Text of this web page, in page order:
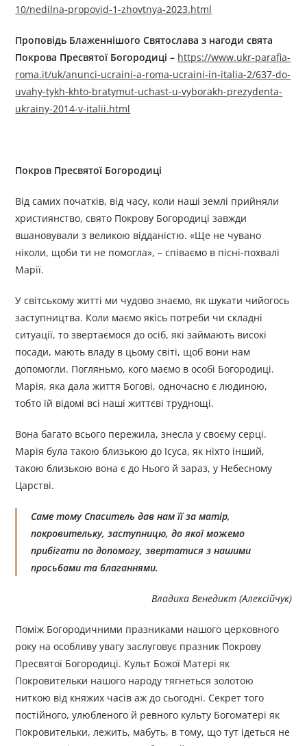
10/nedilna-propovid-1-zhovtnya-2023.html
Проповідь Блаженнішого Святослава з нагоди свята
Покрова Пресвятої Богородиці – https://www.ukr-parafia-
roma.it/uk/anunci-ucraini-a-roma-ucraini-in-italia-2/637-do-
uvahy-tykh-khto-bratymut-uchast-u-vyborakh-prezydenta-
ukrainy-2014-v-italii.html
Покров Пресвятої Богородиці
Від самих початків, від часу, коли наші землі прийняли
християнство, свято Покрову Богородиці завжди
вшановували з великою відданістю. «Ще не чувано
ніколи, щоби ти не помогла», – співаємо в пісні-похвалі
Марії.
У світському житті ми чудово знаємо, як шукати чийогось
заступництва. Коли маємо якісь потреби чи складні
ситуації, то звертаємося до осіб, які займають високі
посади, мають владу в цьому світі, щоб вони нам
допомогли. Погляньмо, кого маємо в особі Богородиці.
Марія, яка дала життя Богові, одночасно є людиною,
тобто їй відомі всі наші життєві труднощі.
Вона багато всього пережила, знесла у своєму серці.
Марія була такою близькою до Ісуса, як ніхто інший,
такою близькою вона є до Нього й зараз, у Небесному
Царстві.
Саме тому Спаситель дав нам її за матір,
покровительку, заступницю, до якої можемо
прибігати по допомогу, звертатися з нашими
просьбами та благаннями.
Владика Венедикт (Алексійчук)
Поміж Богородичними празниками нашого церковного
року на особливу увагу заслуговує празник Покрову
Пресвятої Богородиці. Культ Божої Матері як
Покровительки нашого народу тягнеться золотою
ниткою від княжих часів аж до сьогодні. Секрет того
постійного, улюбленого й ревного культу Богоматері як
Покровительки, лежить, мабуть, в тому, що тут ідеться не